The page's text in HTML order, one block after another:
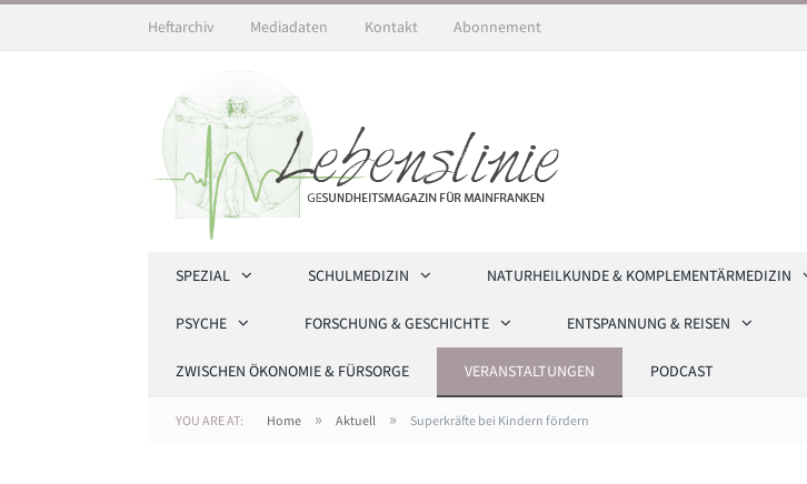
Heftarchiv Mediadaten Kontakt Abonnement
SPEZIAL SCHULMEDIZIN NATURHEILKUNDE & KOMPLEMENTÄRMEDIZIN
PSYCHE FORSCHUNG & GESCHICHTE ENTSPANNUNG & REISEN
ZWISCHEN ÖKONOMIE & FÜRSORGE VERANSTALTUNGEN PODCAST
YOU ARE AT: Home » Aktuell » Superkräfte bei Kindern fördern